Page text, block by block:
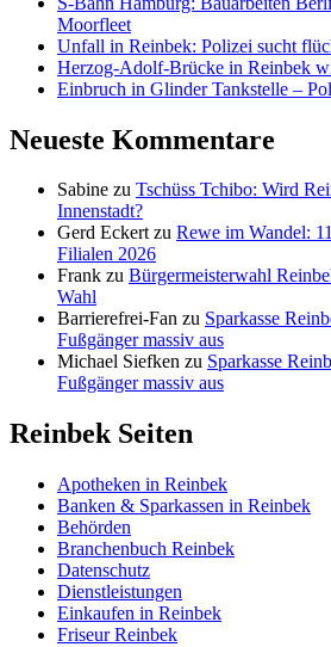
Moorfleet
Unfall in Reinbek: Polizei sucht
Herzog-Adolf-Brücke in Reinbek
Einbruch in Glinder Tankstelle –
Neueste Kommentare
Sabine zu Tschüss Tchibo: Wird
Innenstadt?
Gerd Eckertzu Rewe im Wandel:
Filialen 2026
Frank zu Bürgermeisterwahl
Wahl
Barrierefrei-Fan zu Sparkasse
Fußgänger massiv aus
Michael Siefken zu Sparkasse
Fußgänger massiv aus
Reinbek Seiten
Apotheken in Reinbek
Banken & Sparkassen in Reinbek
Behörden
Branchenbuch Reinbek
Datenschutz
Dienstleistungen
Einkaufen in Reinbek
Friseur Reinbek